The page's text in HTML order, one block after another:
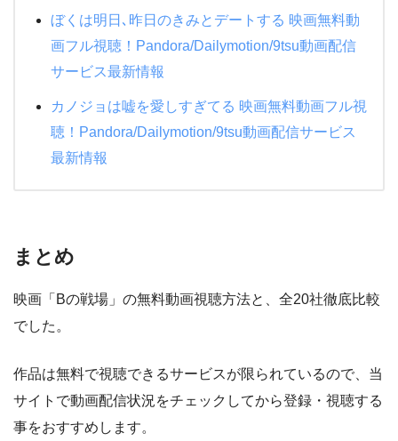
ぼくは明日､昨日のきみとデートする 映画無料動
画フル視聴！Pandora/Dailymotion/9tsu動画配信
サービス最新情報
カノジョは嘘を愛しすぎてる 映画無料動画フル視
聴！Pandora/Dailymotion/9tsu動画配信サービス
最新情報
まとめ
映画「Bの戦場」の無料動画視聴方法と、全20社徹底比較
でした。
作品は無料で視聴できるサービスが限られているので、当
サイトで動画配信状況をチェックしてから登録・視聴する
事をおすすめします。